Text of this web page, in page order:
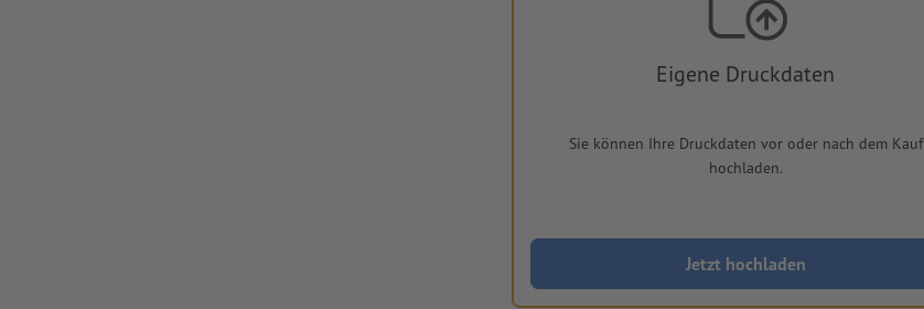
Eigene Druckdaten
Sie können Ihre Druckdaten vor oder nach dem Kauf
hochladen.
Jetzt hochladen